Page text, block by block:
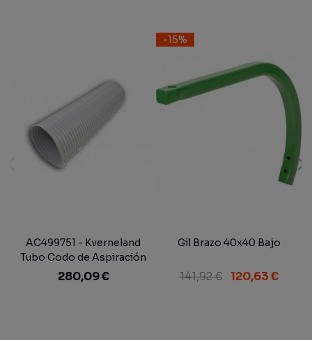
AC499751 - Kverneland
Tubo Codo de Aspiración
Ø200 mm. Sembradora
280,09 €
-15%
Gil Brazo 40x40 Bajo
141,92 € 120,63 €